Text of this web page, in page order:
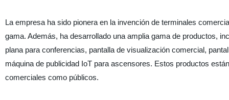
La empresa ha sido pionera en la invención de terminales
gama. Además, ha desarrollado una amplia gama de productos,
plana para conferencias, pantalla de visualización comercial,
máquina de publicidad IoT para ascensores. Estos productos
comerciales como públicos.